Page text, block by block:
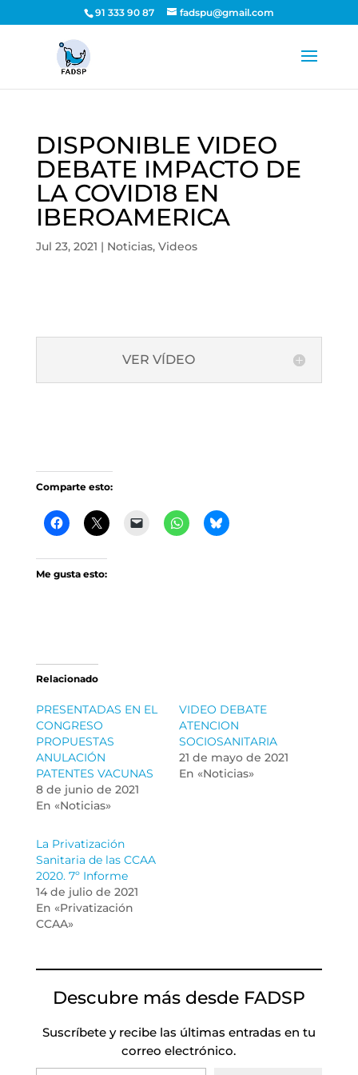
91 333 90 87 fadspu@gmail.com
DISPONIBLE VIDEO
DEBATE IMPACTO DE
LA COVID18 EN
IBEROAMERICA
Jul 23, 2021 | Noticias, Videos
VER VÍDEO
Comparte esto:
Me gusta esto:
Relacionado
PRESENTADAS EN EL
CONGRESO
PROPUESTAS
ANULACIÓN
PATENTES VACUNAS
8 de junio de 2021
En «Noticias»
VIDEO DEBATE
ATENCION
SOCIOSANITARIA
21 de mayo de 2021
En «Noticias»
La Privatización
Sanitaria de las CCAA
2020. 7º Informe
14 de julio de 2021
En «Privatización
CCAA»
Descubre más desde FADSP
Suscríbete y recibe las últimas entradas en tu
correo electrónico.
Escribe tu correo electrónico…